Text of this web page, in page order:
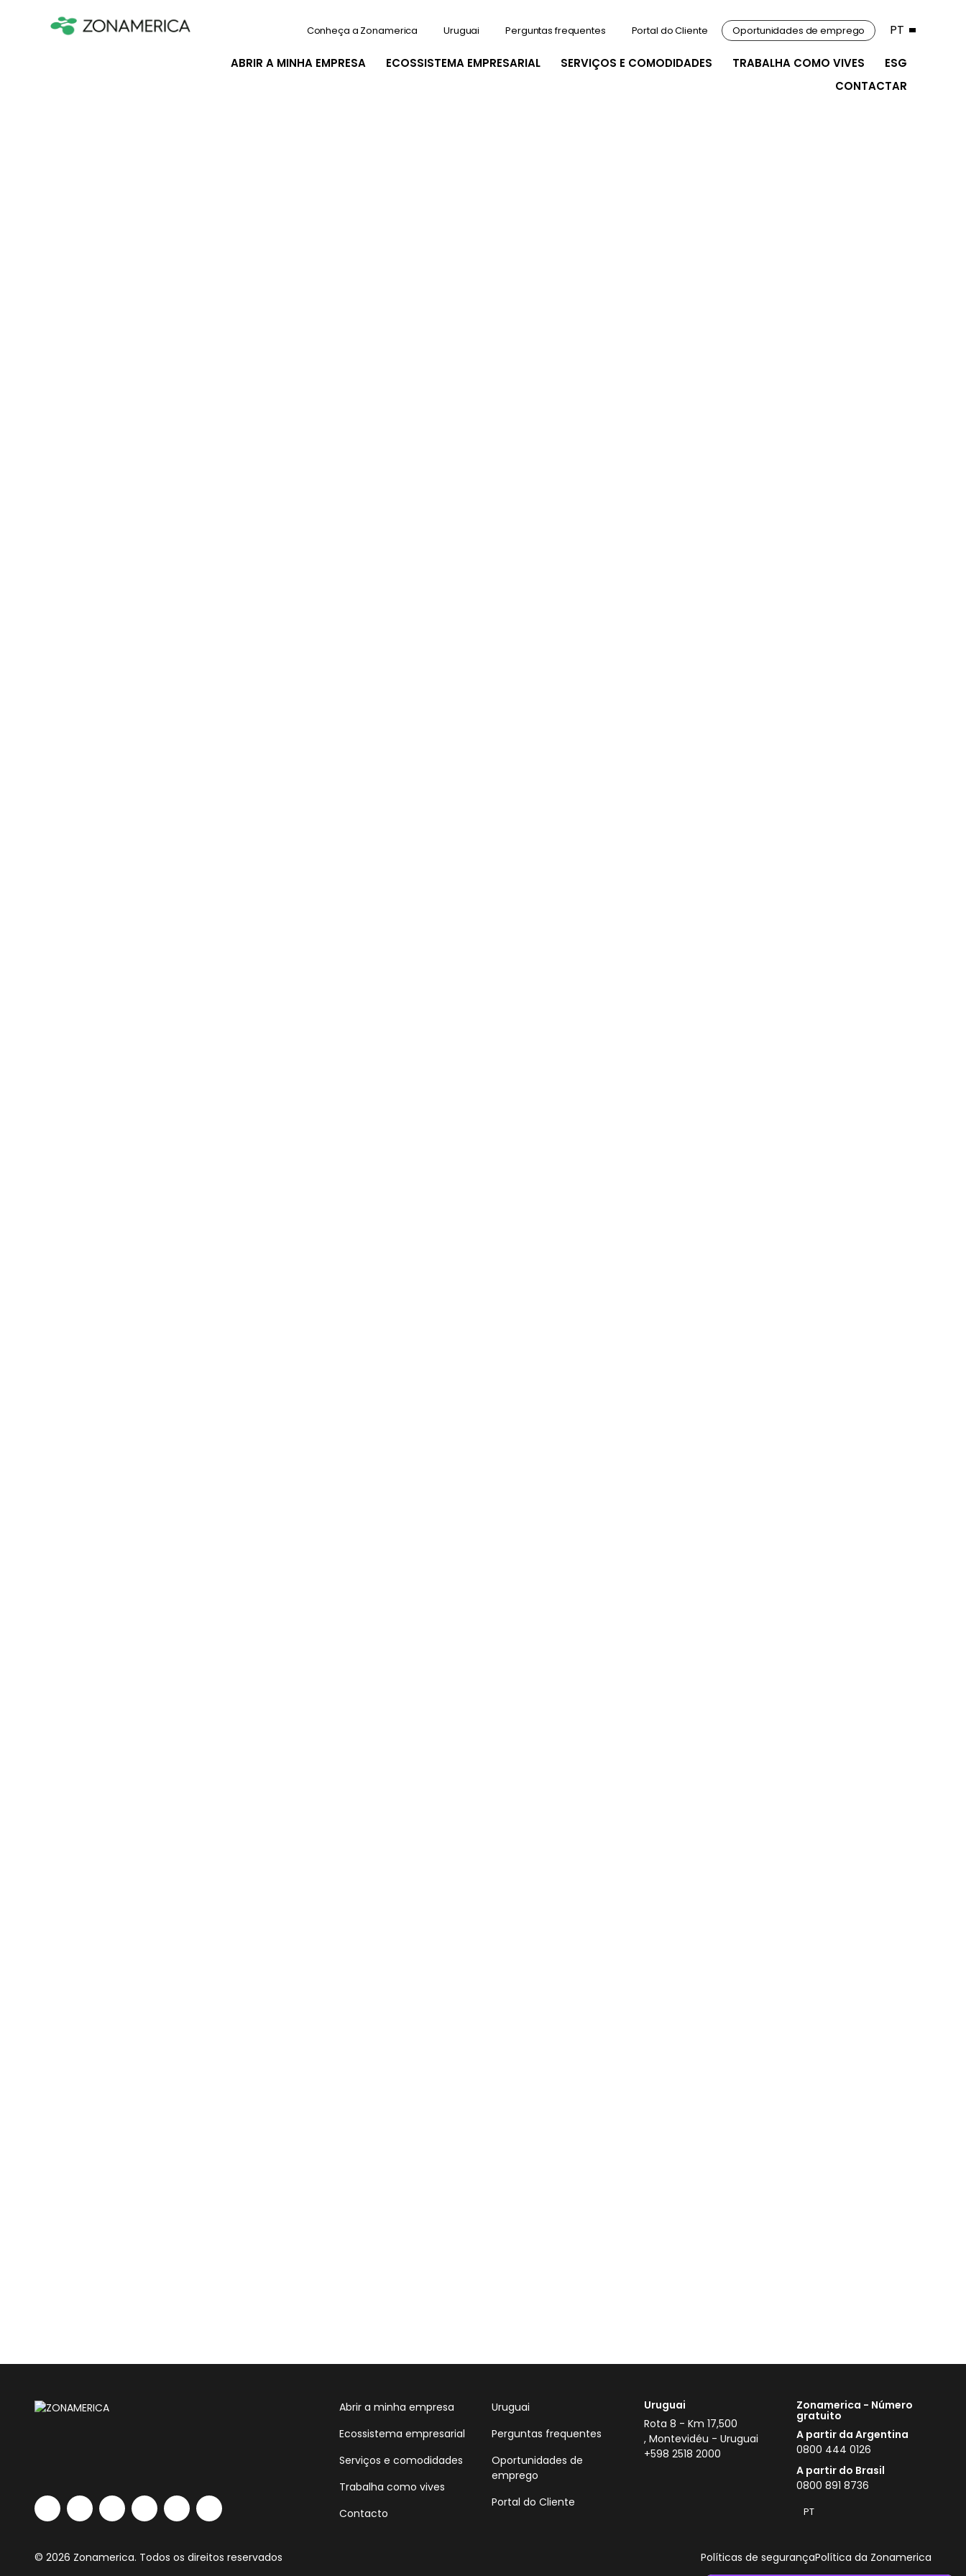
ABRIR A MINHA EMPRESA ECOSSISTEMA EMPRESARIAL SERVIÇOS E COMODIDADES TRABALHA COMO VIVES
ESG
CONTACTAR
Conheça a Zonamerica Uruguai Perguntas frequentes Portal do Cliente Oportunidades de emprego PT
Abrir a minha empresa
Ecossistema empresarial
Serviços e comodidades
Trabalha como vives
Contacto
Uruguai
Perguntas frequentes
Oportunidades de
emprego
Portal do Cliente
Uruguai
Rota 8 - Km 17,500
, Montevidéu - Uruguai
+598 2518 2000
Zonamerica - Número
gratuito
A partir da Argentina
0800 444 0126
A partir do Brasil
0800 891 8736
PT
© 2026 Zonamerica. Todos os direitos reservados Políticas de segurançaPolítica da Zonamerica